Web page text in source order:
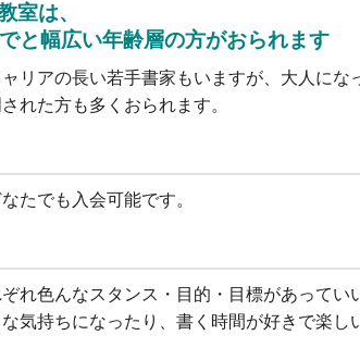
室は、
と幅広い年齢層の方がおられます
リアの長い若手書家もいますが、大人にな
れた方も多くおられます。
たでも入会可能です。
れ色んなスタンス・目的・目標があってい
気持ちになったり、書く時間が好きで楽